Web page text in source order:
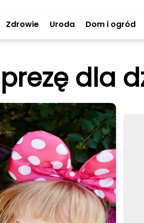
Zdrowie Uroda Dom i ogród
dla